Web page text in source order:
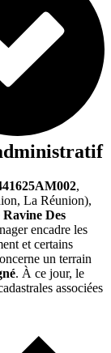
,
La Réunion),
Des
encadre les
et certains
un terrain
. À ce jour, le
associées